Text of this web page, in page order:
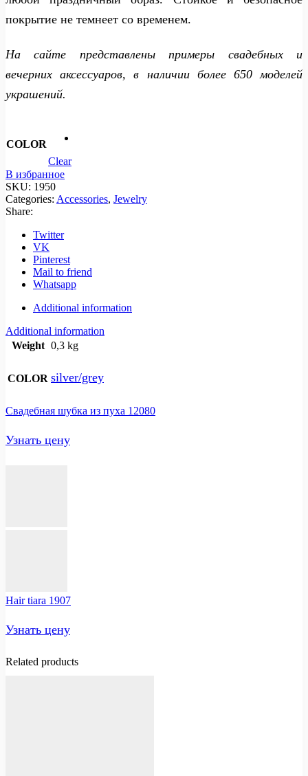
покрытие не темнеет со временем.
На сайте представлены примеры свадебных и
вечерних аксессуаров, в наличии более 650 моделей
украшений.
COLOR
Clear
В избранное
SKU: 1950
Categories: Accessories, Jewelry
Share:
Twitter
VK
Pinterest
Mail to friend
Whatsapp
Additional information
Additional information
Weight 0,3 kg
COLOR silver/grey
Свадебная шубка из пуха 12080
Узнать цену
Hair tiara 1907
Узнать цену
Related products